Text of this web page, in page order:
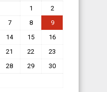
1
2
7 8
9
14 15
16
21 22
23
28 29
30